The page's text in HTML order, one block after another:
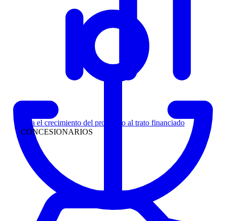
Siga el crecimiento del prospecto al trato financiado
CONCESIONARIOS